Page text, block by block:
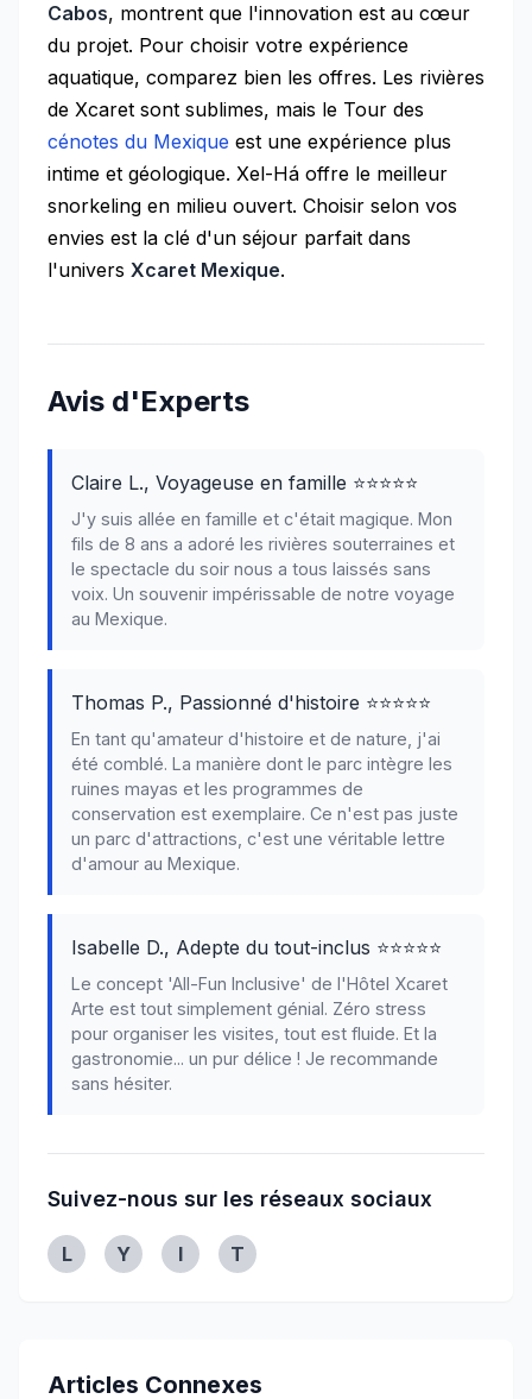
Cabos, montrent que l'innovation est au cœur
du projet. Pour choisir votre expérience
aquatique, comparez bien les offres. Les rivières
de Xcaret sont sublimes, mais le Tour des
cénotes du Mexique est une expérience plus
intime et géologique. Xel-Há offre le meilleur
snorkeling en milieu ouvert. Choisir selon vos
envies est la clé d'un séjour parfait dans
l'univers Xcaret Mexique.
Avis d'Experts
Claire L., Voyageuse en famille ⭐⭐⭐⭐⭐
J'y suis allée en famille et c'était magique. Mon
fils de 8 ans a adoré les rivières souterraines et
le spectacle du soir nous a tous laissés sans
voix. Un souvenir impérissable de notre voyage
au Mexique.
Thomas P., Passionné d'histoire ⭐⭐⭐⭐⭐
En tant qu'amateur d'histoire et de nature, j'ai
été comblé. La manière dont le parc intègre les
ruines mayas et les programmes de
conservation est exemplaire. Ce n'est pas juste
un parc d'attractions, c'est une véritable lettre
d'amour au Mexique.
Isabelle D., Adepte du tout-inclus ⭐⭐⭐⭐⭐
Le concept 'All-Fun Inclusive' de l'Hôtel Xcaret
Arte est tout simplement génial. Zéro stress
pour organiser les visites, tout est fluide. Et la
gastronomie... un pur délice ! Je recommande
sans hésiter.
Suivez-nous sur les réseaux sociaux
Linkedin
L Youtube
Y Instagram
I Twitter
T
Articles Connexes